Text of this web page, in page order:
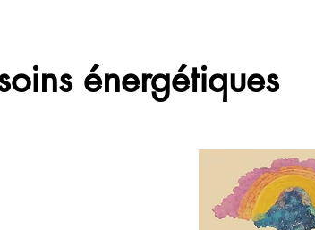
énergétiques